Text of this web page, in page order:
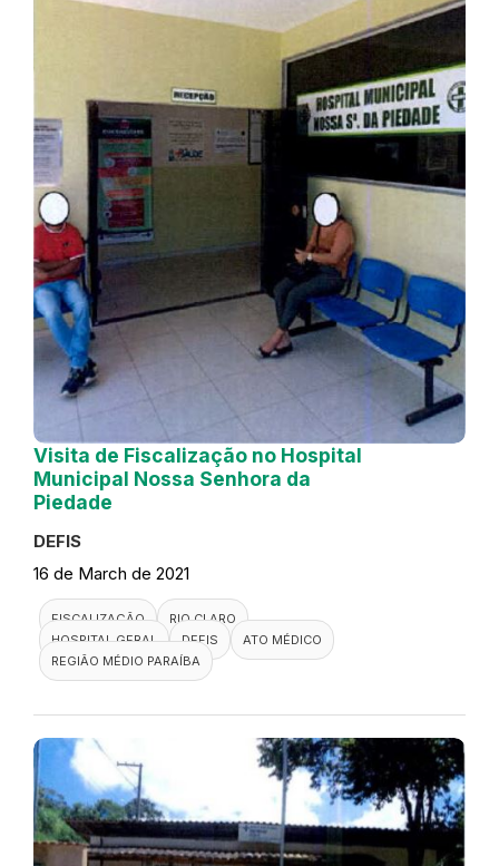
Visita de Fiscalização no Hospital
Municipal Nossa Senhora da
Piedade
DEFIS
16 de March de 2021
FISCALIZAÇÃO
RIO CLARO
HOSPITAL GERAL
DEFIS
ATO MÉDICO
REGIÃO MÉDIO PARAÍBA